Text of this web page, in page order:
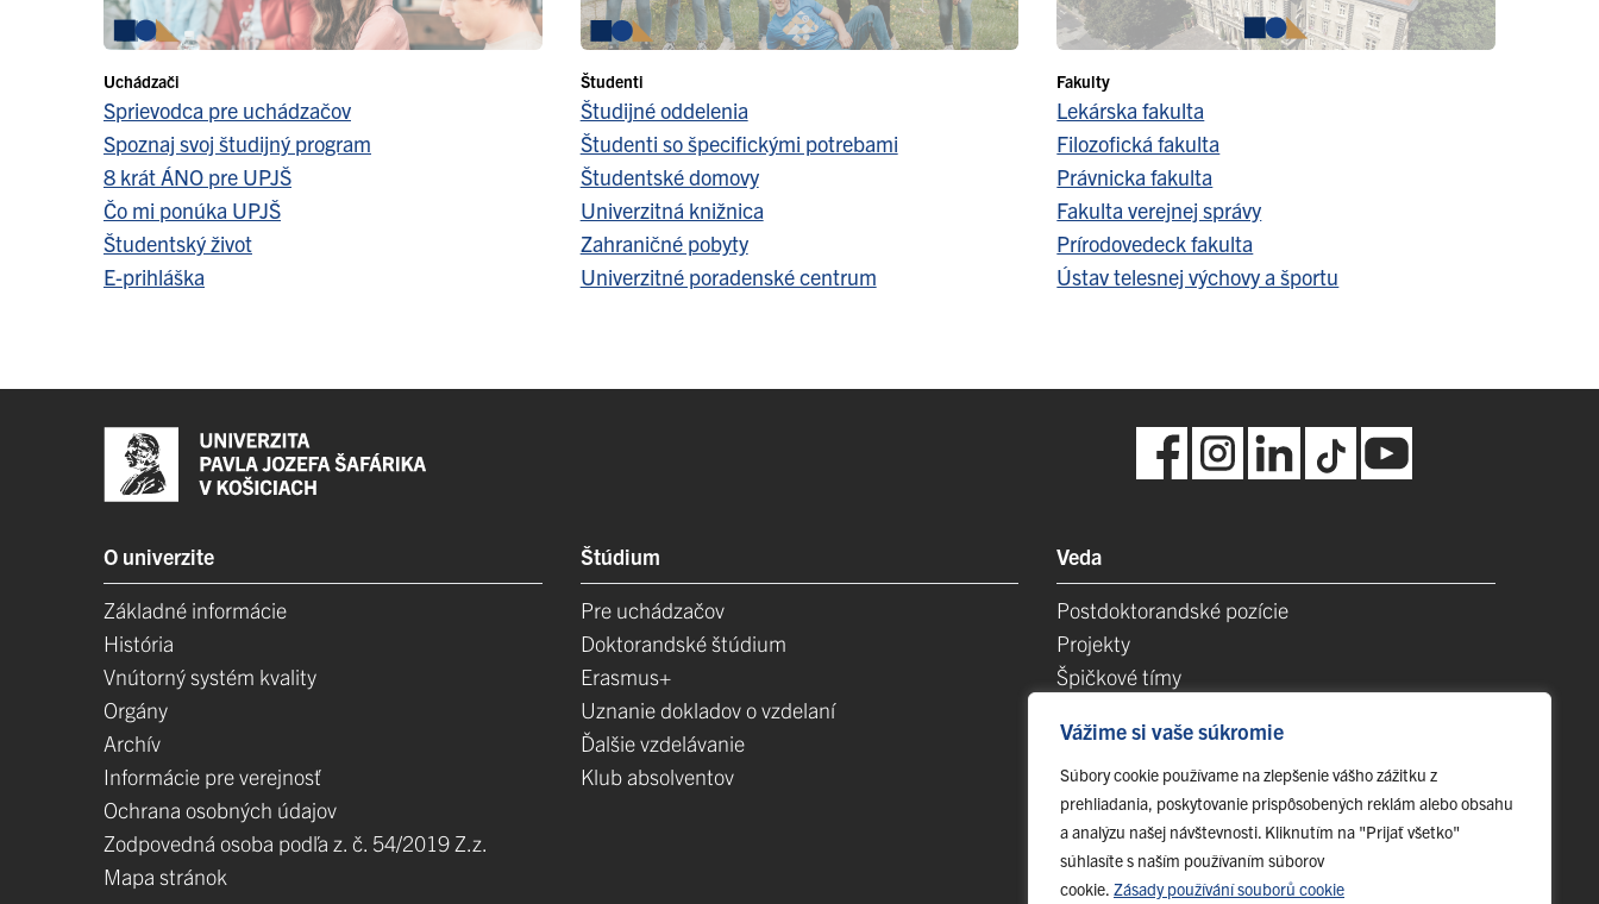
Vážime si vaše súkromie
Súbory cookie používame na zlepšenie vášho zážitku z
prehliadania, poskytovanie prispôsobených reklám alebo obsahu
a analýzu našej návštevnosti. Kliknutím na "Prijať všetko"
súhlasíte s naším používaním súborov
cookie. Zásady používání souborů cookie
Uchádzači
Sprievodca pre uchádzačov
Spoznaj svoj študijný program
8 krát ÁNO pre UPJŠ
Čo mi ponúka UPJŠ
Študentský život
E-prihláška
Študenti
Študijné oddelenia
Študenti so špecifickými potrebami
Študentské domovy
Univerzitná knižnica
Zahraničné pobyty
Univerzitné poradenské centrum
Fakulty
Lekárska fakulta
Filozofická fakulta
Právnicka fakulta
Fakulta verejnej správy
Prírodovedeck fakulta
Ústav telesnej výchovy a športu
O univerzite
Základné informácie
História
Vnútorný systém kvality
Orgány
Archív
Informácie pre verejnosť
Ochrana osobných údajov
Zodpovedná osoba podľa z. č. 54/2019 Z.z.
Mapa stránok
Štúdium
Pre uchádzačov
Doktorandské štúdium
Erasmus+
Uznanie dokladov o vzdelaní
Ďalšie vzdelávanie
Klub absolventov
Veda
Postdoktorandské pozície
Projekty
Špičkové tímy
Vedecké parky
Evidencia publikačnej činnosti
Habilitačné a vymenúvacie konania